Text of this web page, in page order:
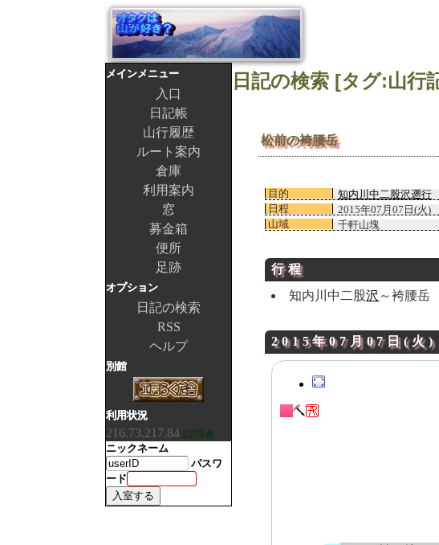
松前の袴腰岳
目的
知内川中二股沢遡行
日程
2015年07月07日(火)
山域
千軒山塊
行程
知内川中二股沢 ～袴腰岳
2015年07月07日(火)
メインメニュー
入口
日記帳
山行履歴
ルート案内
倉庫
利用案内
窓
募金箱
便所
足跡
オプション
日記の検索
RSS
ヘルプ
別館
利用状況
216.73.217.84 訪問者
ニックネーム
パスワ
ード